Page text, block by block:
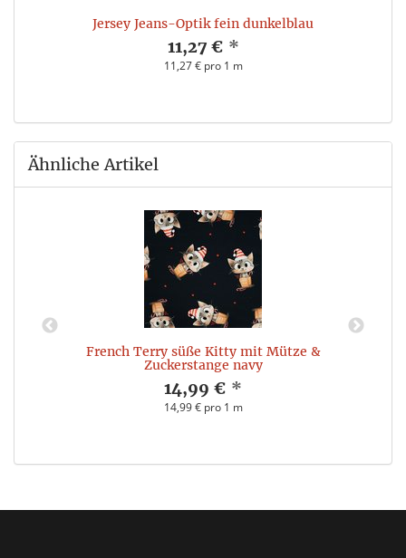
Jersey Jeans-Optik fein dunkelblau
11,27 € *
11,27 € pro 1 m
Ähnliche Artikel
French Terry süße Kitty mit Mütze &
Zuckerstange navy
14,99 € *
14,99 € pro 1 m